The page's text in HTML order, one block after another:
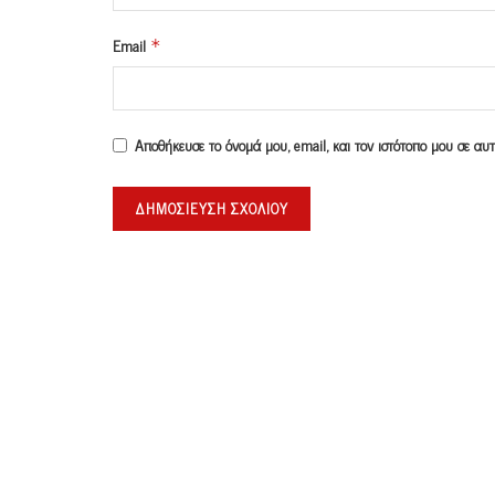
Email *
Αποθήκευσε το όνομά μου, email, και τον ιστότοπο μου σε